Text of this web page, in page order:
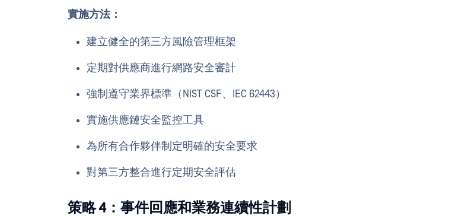
實施方法：
建立健全的第三方風險管理框架
定期對供應商進行網路安全審計
強制遵守業界標準（NIST CSF、IEC 62443）
實施供應鏈安全監控工具
為所有合作夥伴制定明確的安全要求
對第三方整合進行定期安全評估
策略 4：事件回應和業務連續性計劃